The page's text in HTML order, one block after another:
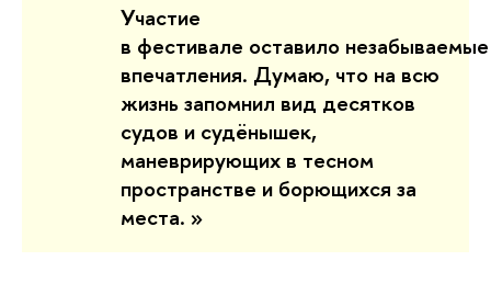
Участие
в фестивале оставило незабываемые
впечатления. Думаю, что на всю
жизнь запомнил вид десятков
судов и судёнышек,
маневрирующих в тесном
пространстве и борющихся за
места. »